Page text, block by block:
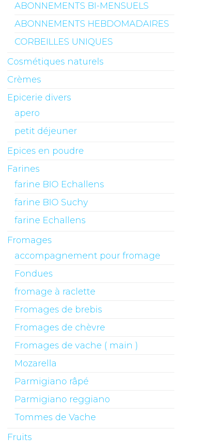
ABONNEMENTS BI-MENSUELS
ABONNEMENTS HEBDOMADAIRES
CORBEILLES UNIQUES
Cosmétiques naturels
Crèmes
Epicerie divers
apero
petit déjeuner
Epices en poudre
Farines
farine BIO Echallens
farine BIO Suchy
farine Echallens
Fromages
accompagnement pour fromage
Fondues
fromage à raclette
Fromages de brebis
Fromages de chèvre
Fromages de vache ( main )
Mozarella
Parmigiano râpé
Parmigiano reggiano
Tommes de Vache
Fruits